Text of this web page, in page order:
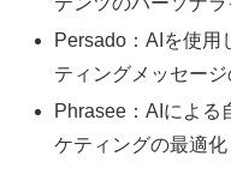
Persado：AIを使用
ティングメッセー
Phrasee：AIによる
ケティングの最適化